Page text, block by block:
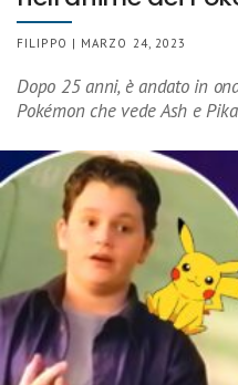
FILIPPO | MARZO 24, 2023
Dopo 25 anni, è andato in
Pokémon che vede Ash e